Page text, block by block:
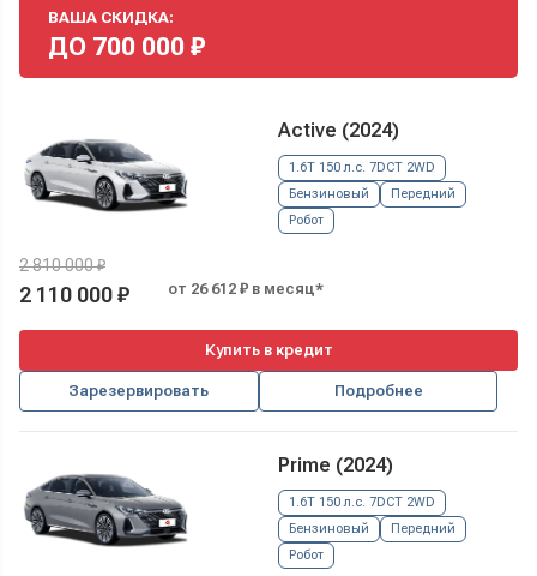
ВАША СКИДКА:
ДО 700 000 ₽
Active (2024)
1.6T 150 л.с. 7DCT 2WD
Бензиновый
Передний
Робот
2 810 000 ₽
2 110 000 ₽ от 26 612 ₽ в месяц*
Купить в кредит
Зарезервировать Подробнее
Prime (2024)
1.6T 150 л.с. 7DCT 2WD
Бензиновый
Передний
Робот